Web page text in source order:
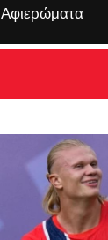
Αφιερώματα